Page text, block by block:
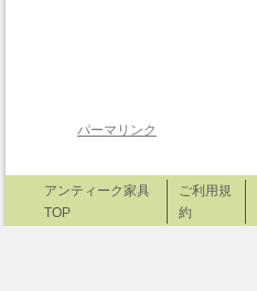
パーマリンク
アンティーク家具
TOP
ご利用規
約